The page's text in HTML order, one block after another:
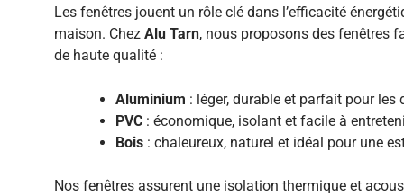
Les fenêtres jouent un rôle clé dans l’efficacité
maison. Chez Alu Tarn, nous proposons des fenêtres
de haute qualité :
Aluminium : léger, durable et parfait pour les
PVC : économique, isolant et facile à
Bois : chaleureux, naturel et idéal pour une
Nos fenêtres assurent une isolation thermique et